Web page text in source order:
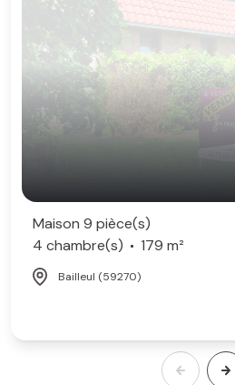
Maison 9 pièce(s)
4 chambre(s)
179 m²
Bailleul (59270)